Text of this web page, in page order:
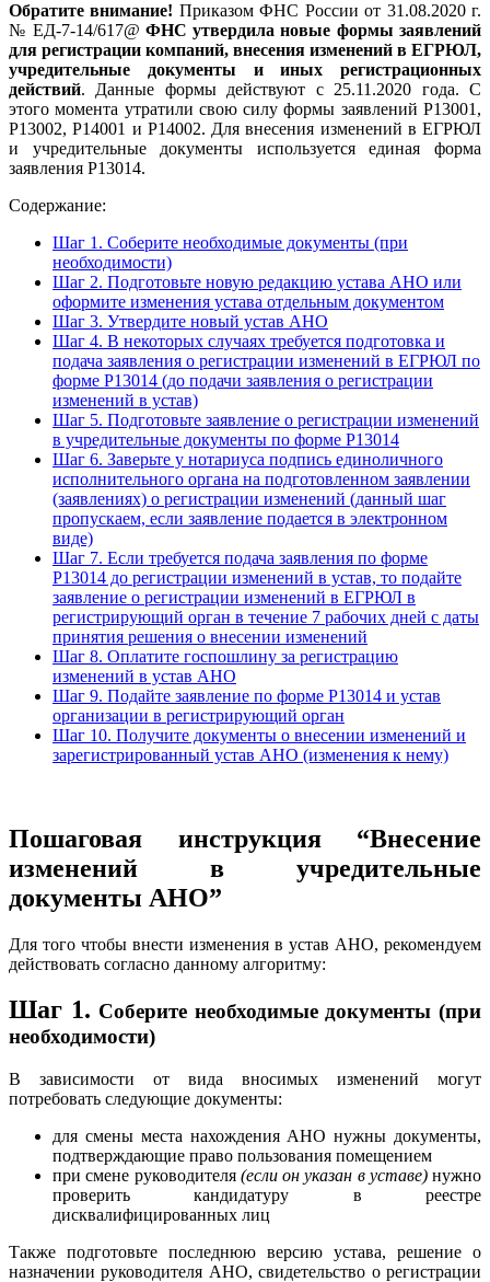
Обратите внимание! Приказом ФНС России от 31.08.2020 г.
№ ЕД-7-14/617@ ФНС утвердила новые формы заявлений
для регистрации компаний, внесения изменений в ЕГРЮЛ,
учредительные документы и иных регистрационных
действий. Данные формы действуют с 25.11.2020 года. С
этого момента утратили свою силу формы заявлений Р13001,
Р13002, Р14001 и Р14002. Для внесения изменений в ЕГРЮЛ
и учредительные документы используется единая форма
заявления Р13014.
Содержание:
Шаг 1. Соберите необходимые документы (при
необходимости)
Шаг 2. Подготовьте новую редакцию устава АНО или
оформите изменения устава отдельным документом
Шаг 3. Утвердите новый устав АНО
Шаг 4. В некоторых случаях требуется подготовка и
подача заявления о регистрации изменений в ЕГРЮЛ по
форме Р13014 (до подачи заявления о регистрации
изменений в устав)
Шаг 5. Подготовьте заявление о регистрации изменений
в учредительные документы по форме Р13014
Шаг 6. Заверьте у нотариуса подпись единоличного
исполнительного органа на подготовленном заявлении
(заявлениях) о регистрации изменений (данный шаг
пропускаем, если заявление подается в электронном
виде)
Шаг 7. Если требуется подача заявления по форме
P13014 до регистрации изменений в устав, то подайте
заявление о регистрации изменений в ЕГРЮЛ в
регистрирующий орган в течение 7 рабочих дней с даты
принятия решения о внесении изменений
Шаг 8. Оплатите госпошлину за регистрацию
изменений в устав АНО
Шаг 9. Подайте заявление по форме Р13014 и устав
организации в регистрирующий орган
Шаг 10. Получите документы о внесении изменений и
зарегистрированный устав АНО (изменения к нему)
Пошаговая инструкция “Внесение
изменений в учредительные
документы АНО”
Для того чтобы внести изменения в устав АНО, рекомендуем
действовать согласно данному алгоритму:
Шаг 1. Соберите необходимые документы (при
необходимости)
В зависимости от вида вносимых изменений могут
потребовать следующие документы:
для смены места нахождения АНО нужны документы,
подтверждающие право пользования помещением
при смене руководителя (если он указан в уставе)нужно
проверить кандидатуру в реестре
дисквалифицированных лиц
Также подготовьте последнюю версию устава, решение о
назначении руководителя АНО, свидетельство о регистрации